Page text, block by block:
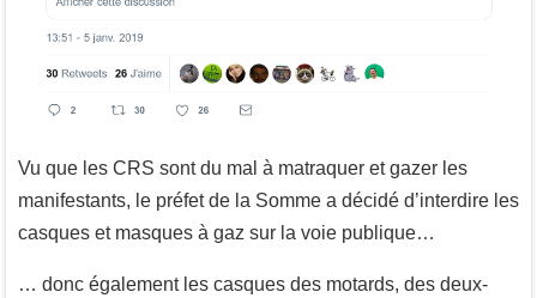
Vu que les CRS sont du mal à matraquer et gazer les
manifestants, le préfet de la Somme a décidé d’interdire les
casques et masques à gaz sur la voie publique…
… donc également les casques des motards, des deux-